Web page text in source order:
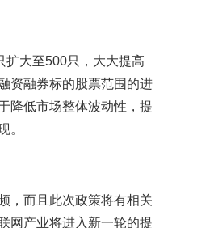
扩大至500只，大大提高
资融券标的股票范围的进
降低市场整体波动性，提
。
，而且此次政策将有相关
网产业将进入新一轮的提